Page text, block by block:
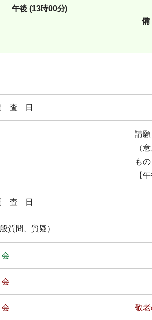
午後 (13時00分)
査 日
請願
（
もの
【
査 日
問、質疑）
敬老